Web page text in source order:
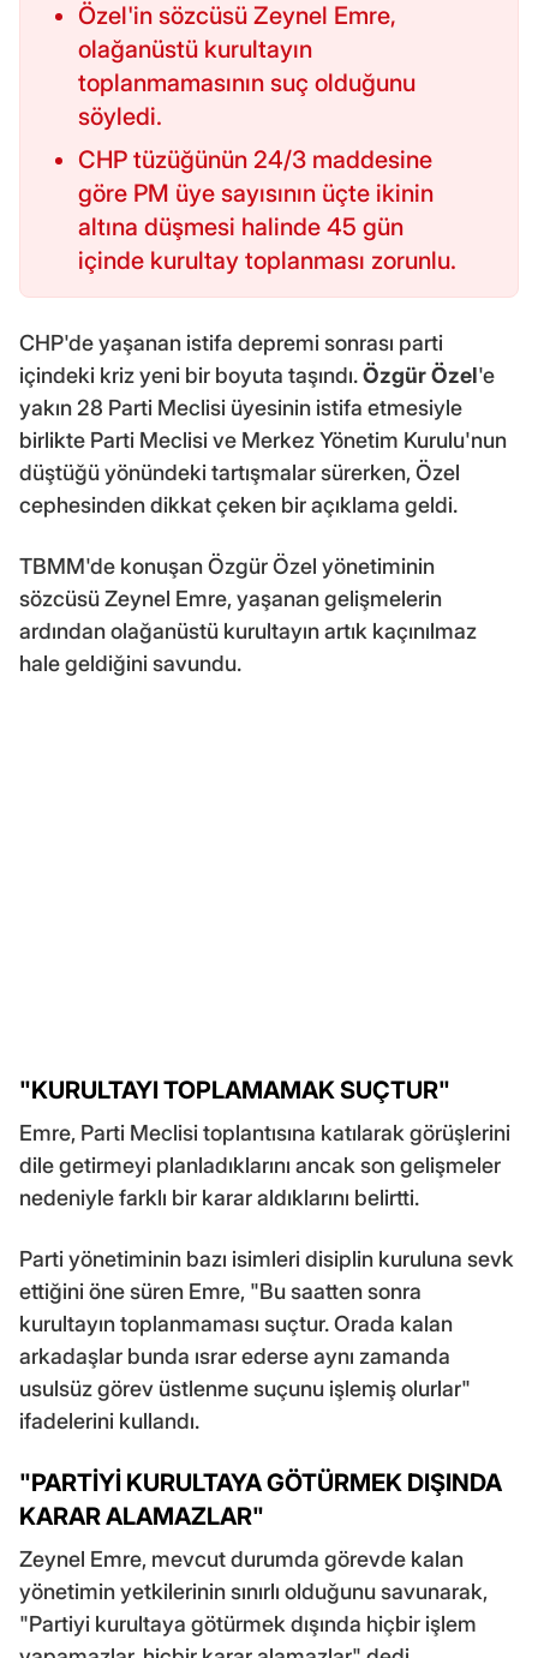
Özel'in sözcüsü Zeynel Emre,
olağanüstü kurultayın
toplanmamasının suç olduğunu
söyledi.
CHP tüzüğünün 24/3 maddesine
göre PM üye sayısının üçte ikinin
altına düşmesi halinde 45 gün
içinde kurultay toplanması zorunlu.
CHP'de yaşanan istifa depremi sonrası parti
içindeki kriz yeni bir boyuta taşındı.Özgür Özel'e
yakın 28 Parti Meclisi üyesinin istifa etmesiyle
birlikte Parti Meclisi ve Merkez Yönetim Kurulu'nun
düştüğü yönündeki tartışmalar sürerken, Özel
cephesinden dikkat çeken bir açıklama geldi.
TBMM'de konuşan Özgür Özel yönetiminin
sözcüsü Zeynel Emre, yaşanan gelişmelerin
ardından olağanüstü kurultayın artık kaçınılmaz
hale geldiğini savundu.
"KURULTAYI TOPLAMAMAK SUÇTUR"
Emre, Parti Meclisi toplantısına katılarak görüşlerini
dile getirmeyi planladıklarını ancak son gelişmeler
nedeniyle farklı bir karar aldıklarını belirtti.
Parti yönetiminin bazı isimleri disiplin kuruluna sevk
ettiğini öne süren Emre, "Bu saatten sonra
kurultayın toplanmaması suçtur. Orada kalan
arkadaşlar bunda ısrar ederse aynı zamanda
usulsüz görev üstlenme suçunu işlemiş olurlar"
ifadelerini kullandı.
"PARTİYİ KURULTAYA GÖTÜRMEK DIŞINDA
KARAR ALAMAZLAR"
Zeynel Emre, mevcut durumda görevde kalan
yönetimin yetkilerinin sınırlı olduğunu savunarak,
"Partiyi kurultaya götürmek dışında hiçbir işlem